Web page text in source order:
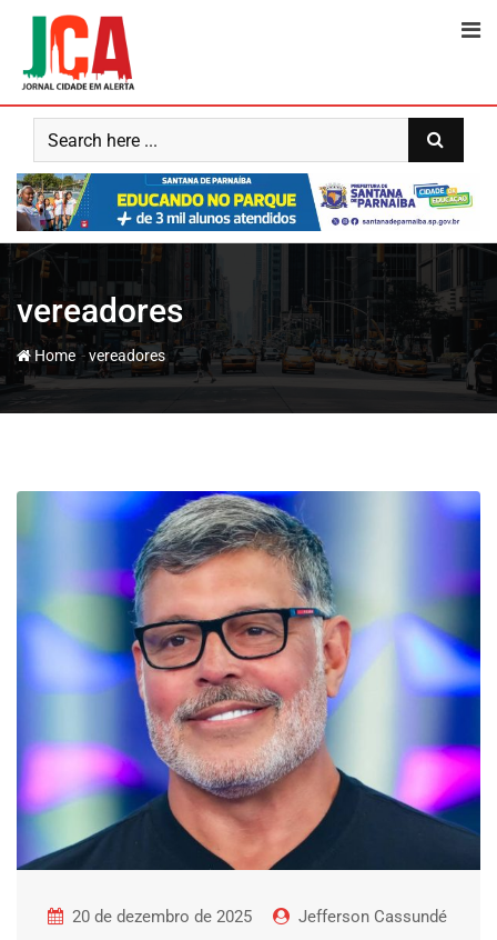
content
vereadores
Home-vereadores
20 de dezembro de 2025 Jefferson Cassundé